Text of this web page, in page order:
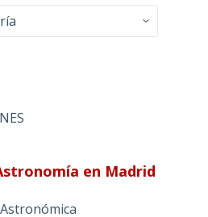
en Madrid